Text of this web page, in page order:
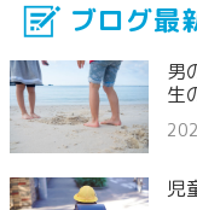
ブログ最
男
生
児